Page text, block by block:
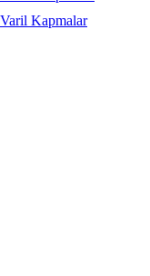
Varil Kapmalar